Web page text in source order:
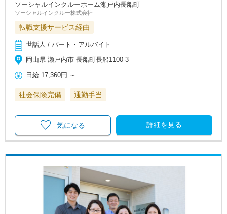
ソーシャルインクルーホーム瀬戸内長船町
ソーシャルインクルー株式会社
転職支援サービス経由
世話人 / パート・アルバイト
岡山県 瀬戸内市 長船町長船1100-3
日給 17,360円 ～
社会保険完備 通勤手当
詳細を見る
気になる